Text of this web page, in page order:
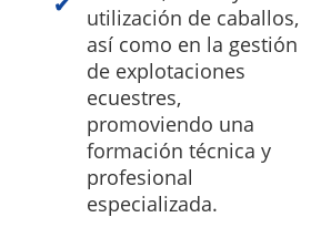
utilización de caballos,
así como en la gestión
de explotaciones
ecuestres,
promoviendo una
formación técnica y
profesional
especializada.